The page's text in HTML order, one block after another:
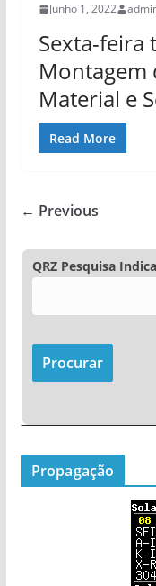
Junho 1, 2022
Sexta-feira
Montagem
Material e
Read More
← Previous
QRZ Pesquisa
Propagação